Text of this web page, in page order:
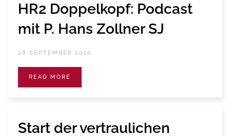
HR2 Doppelkopf: Podcast
mit P. Hans Zollner SJ
28 SEPTEMBER 2016
READ MORE
Start der vertraulichen